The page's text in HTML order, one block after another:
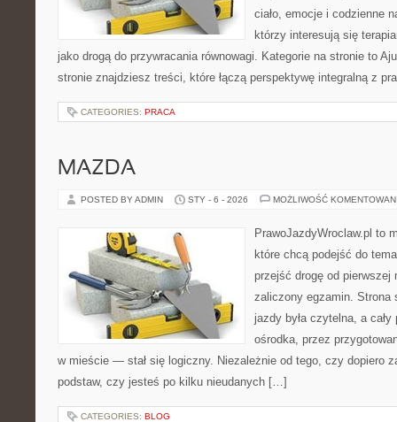
ciało, emocje i codzienne
którzy interesują się
jako drogą do przywracania równowagi. Kategorie na stronie to
stronie znajdziesz treści, które łączą perspektywę integralną z
CATEGORIES: PRACA
MAZDA
POSTED BY ADMIN STY - 6 - 2026 MOŻLIWOŚĆ
PrawoJazdyWroclaw.pl to
które chcą podejść do
przejść drogę od pierwszej
zaliczony egzamin. Strona
jazdy była czytelna, a
ośrodka, przez
w mieście — stał się logiczny. Niezależnie od tego, czy dopiero
podstaw, czy jesteś po kilku nieudanych […]
CATEGORIES: BLOG